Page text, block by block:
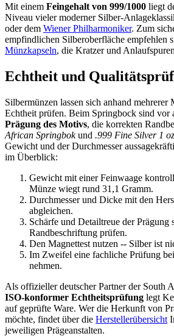
Mit einem Feingehalt von 999/1000 liegt
Niveau vieler moderner Silber-
oder dem Wiener Philharmoniker. Zum
empfindlichen Silberoberfläche empfehlen
Münzkapseln, die Kratzer und
Echtheit und
Silbermünzen lassen sich anhand mehrerer
Echtheit prüfen. Beim Springbock sind vor
Prägung des Motivs, die korrekten
African Springbokund .999 Fine Silver 1 oz
Gewicht und der Durchmesser
im Überblick:
Gewicht mit einer Feinwaage
Münze wiegt rund 31,1 Gramm.
Durchmesser und Dicke mit den
abgleichen.
Schärfe und Detailtreue der Prägung
Randbeschriftung prüfen.
Den Magnettest nutzen -- Silber ist
Im Zweifel eine fachliche Prüfung
nehmen.
Als offizieller deutscher Partner der South
ISO-konformer Echtheitsprüfung legt
auf geprüfte Ware. Wer die Herkunft von
möchte, findet über die Herstellerübersicht
jeweiligen Prägeanstalten.